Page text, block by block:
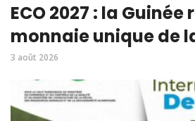
ECO 2027 : la Guinée
monnaie unique de
3 août 2026